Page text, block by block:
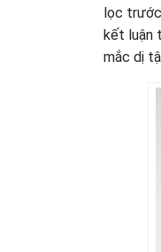
lọc
kết luận
mắc dị